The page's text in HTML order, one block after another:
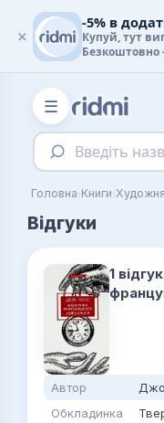
☰
Введіть
Головна›Книги›
Відгуки
1
Автор
Обкладинка
×
-5% в
Купуй, тут
Безкоштовно